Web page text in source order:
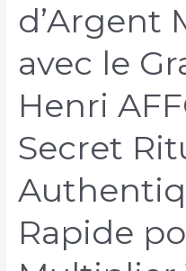
d’Argent
avec le
Henri
Secret
Rapide